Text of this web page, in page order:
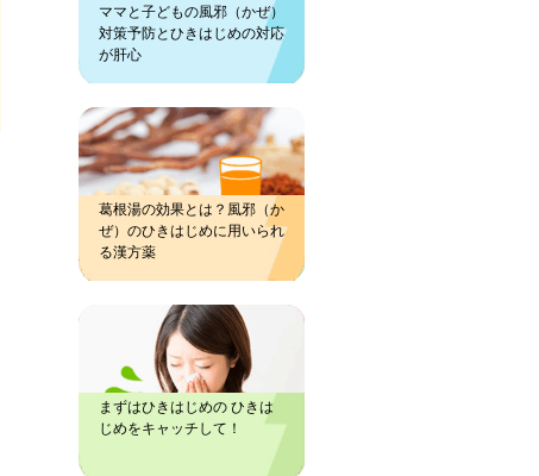
ママと子どもの風邪（かぜ）
対策予防とひきはじめの対応
が肝心
葛根湯の効果とは？風邪（か
ぜ）のひきはじめに用いられ
る漢方薬
まずはひきはじめの ひきは
じめをキャッチして！